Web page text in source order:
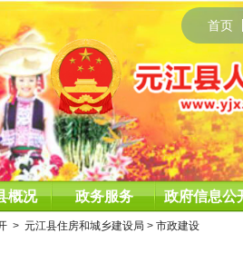
首页
概况 政务服务 政府信息公
> 元江县住房和城乡建设局 > 市政建设